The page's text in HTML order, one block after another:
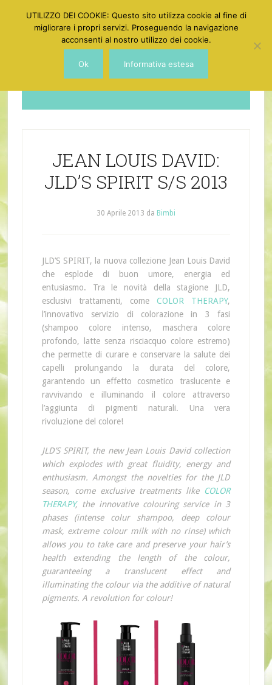
Dotgirl
JEAN LOUIS DAVID:
JLD’S SPIRIT S/S 2013
30 Aprile 2013 da Bimbi
JLD’S SPIRIT, la nuova collezione Jean Louis David
che esplode di buon umore, energia ed
entusiasmo. Tra le novità della stagione JLD,
esclusivi trattamenti, comeCOLOR THERAPY,
l’innovativo servizio di colorazione in 3 fasi
(shampoo colore intenso, maschera colore
profondo, latte senza risciacquo colore estremo)
che permette di curare e conservare la salute dei
capelli prolungando la durata del colore,
garantendo un effetto cosmetico traslucente e
ravvivando e illuminando il colore attraverso
l’aggiunta di pigmenti naturali. Una vera
rivoluzione del colore!
JLD’S SPIRIT, the new Jean Louis David collection
which explodes with great fluidity, energy and
enthusiasm. Amongst the novelties for the JLD
season, come exclusive treatments like COLOR
THERAPY, the innovative colouring service in 3
phases (intense colur shampoo, deep colour
mask, extreme colour milk with no rinse) which
allows you to take care and preserve your hair’s
health extending the length of the colour,
guaranteeing a translucent effect and
illuminating the colour via the additive of natural
pigments. A revolution for colour!
UTILIZZO DEI COOKIE: Questo sito utilizza cookie al fine di
migliorare i propri servizi. Proseguendo la navigazione
acconsenti al nostro utilizzo dei cookie.
Ok Informativa estesa